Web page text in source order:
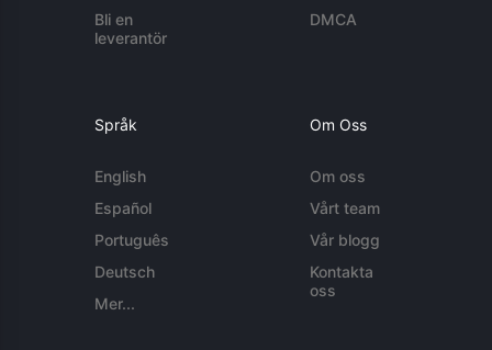
Bli en
leverantör
DMCA
Språk
English
Español
Português
Deutsch
Mer...
Om Oss
Om oss
Vårt team
Vår blogg
Kontakta
oss